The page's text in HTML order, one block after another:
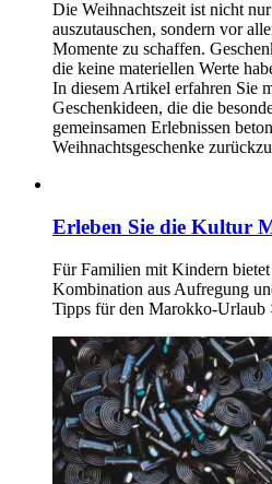
Die Weihnachtszeit ist nicht
auszutauschen, sondern vor
Momente zu schaffen.
die keine materiellen Werte
In diesem Artikel erfahren Sie
Geschenkideen, die die
gemeinsamen Erlebnissen
Weihnachtsgeschenke
Erleben Sie die Kultur
Für Familien mit Kindern
Kombination aus Aufregung
Tipps für den Marokko-Urlaub